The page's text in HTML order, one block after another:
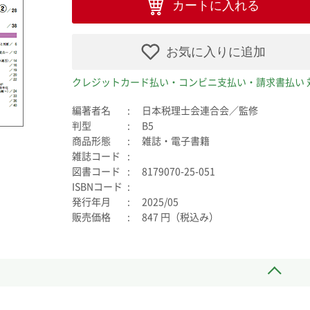
カートに入れる
お気に入りに追加
クレジットカード払い・コンビニ支払い・請求書払い
編著者名
日本税理士会連合会／監修
判型
B5
商品形態
雑誌・電子書籍
雑誌コード
図書コード
8179070-25-051
ISBNコード
発行年月
2025/05
販売価格
847 円（税込み）